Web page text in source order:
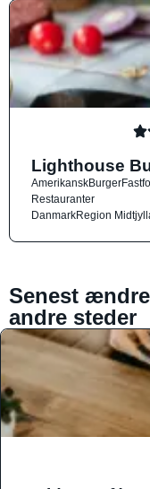
Lighthouse
AmerikanskBurger
Restauranter
DanmarkRegion
Senest
andre steder